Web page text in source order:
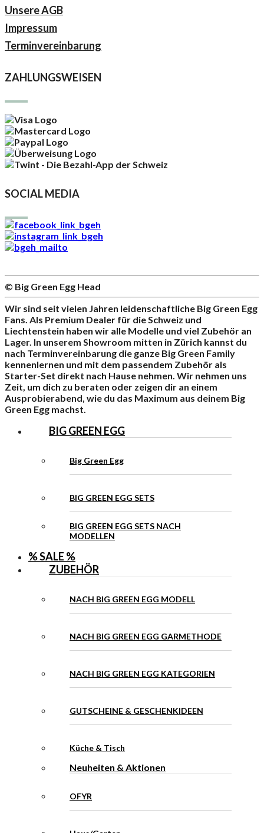
Unsere AGB
Impressum
Terminvereinbarung
ZAHLUNGSWEISEN
SOCIAL MEDIA
© Big Green Egg Head
Wir sind seit vielen Jahren leidenschaftliche Big Green Egg
Fans. Als Premium Dealer für die Schweiz und
Liechtenstein haben wir alle Modelle und viel Zubehör an
Lager. In unserem Showroom mitten in Zürich kannst du
nach Terminvereinbarung die ganze Big Green Family
kennenlernen und mit dem passendem Zubehör als
Starter-Set direkt nach Hause nehmen. Wir nehmen uns
Zeit, um dich zu beraten oder zeigen dir an einem
Ausprobierabend, wie du das Maximum aus deinem Big
Green Egg machst.
BIG GREEN EGG
Big Green Egg
BIG GREEN EGG SETS
BIG GREEN EGG SETS NACH
MODELLEN
% SALE %
ZUBEHÖR
NACH BIG GREEN EGG MODELL
NACH BIG GREEN EGG GARMETHODE
NACH BIG GREEN EGG KATEGORIEN
GUTSCHEINE & GESCHENKIDEEN
Küche & Tisch
Neuheiten & Aktionen
OFYR